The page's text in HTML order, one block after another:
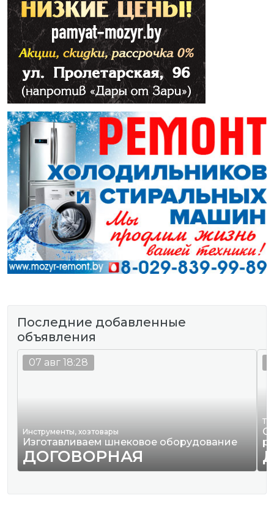
Последние добавленные
объявления
Инструменты, хозтовары
Изготавливаем шнековое оборудование
ДОГОВОРНАЯ
07 авг 18:28